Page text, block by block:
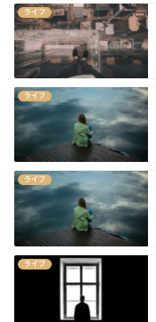
ライフ
ライフ
ライフ
ライフ